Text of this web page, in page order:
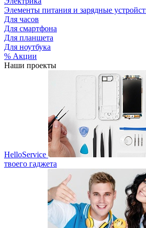
Элементы питания и зарядные
Для часов
Для смартфона
Для планшета
Для ноутбука
% Акции
Наши проекты
HelloService
твоего гаджета